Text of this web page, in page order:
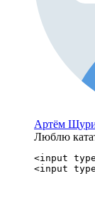
Артём
Люблю
<input
<input